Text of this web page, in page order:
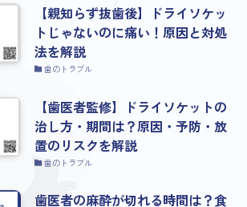
【親知らず抜歯後】ドライソケッ
トじゃないのに痛い！原因と対処
法を解説
歯のトラブル
【歯医者監修】ドライソケットの
治し方・期間は？原因・予防・放
置のリスクを解説
歯のトラブル
歯医者の麻酔が切れる時間は？食